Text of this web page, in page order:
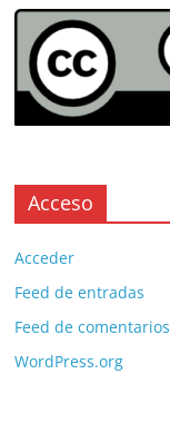
Acceso
Acceder
Feed de entradas
Feed de comentarios
WordPress.org